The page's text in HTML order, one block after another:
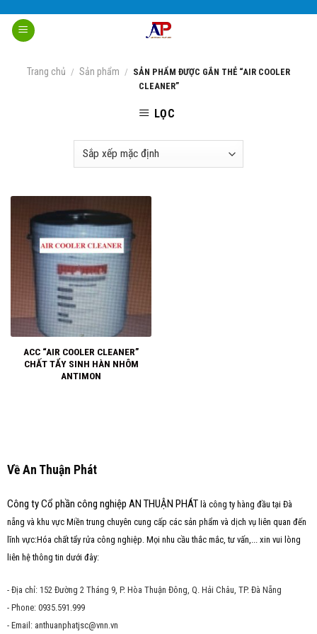
content
Trang chủ / Sản phẩm / SẢN PHẨM ĐƯỢC GẮN THẺ “AIR COOLER
CLEANER”
LỌC
ACC “AIR COOLER CLEANER”
CHẤT TẨY SINH HÀN NHÔM
ANTIMON
Về An Thuận Phát
Công ty Cổ phần công nghiệp AN THUẬN PHÁT là công ty hàng đầu tại Đà
nẵng và khu vực Miền trung chuyên cung cấp các sản phẩm và dịch vụ liên quan đến
lĩnh vực:Hóa chất tẩy rửa công nghiệp. Mọi nhu cầu thắc mắc, tư vấn,... xin vui lòng
liên hệ thông tin dưới đây:
- Địa chỉ: 152 Đường 2 Tháng 9, P. Hòa Thuận Đông, Q. Hải Châu, TP. Đà Nẵng
- Phone: 0935.591.999
- Email: anthuanphatjsc@vnn.vn